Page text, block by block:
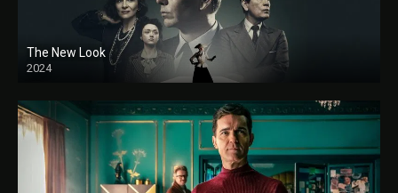
The New Look
2024